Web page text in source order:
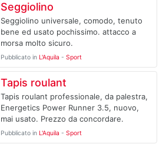
Seggiolino
Seggiolino universale, comodo, tenuto
bene ed usato pochissimo. attacco a
morsa molto sicuro.
Pubblicato in L'Aquila - Sport
Tapis roulant
Tapis roulant professionale, da palestra,
Energetics Power Runner 3.5, nuovo,
mai usato. Prezzo da concordare.
Pubblicato in L'Aquila - Sport